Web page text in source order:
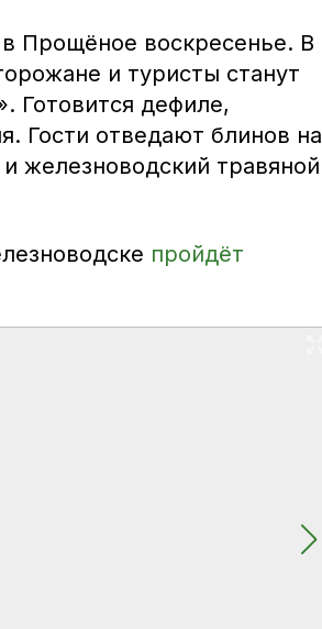
Прощёное воскресенье. В
и туристы станут
Готовится дефиле,
Гости отведают блинов на
железноводский травяной
пройдёт